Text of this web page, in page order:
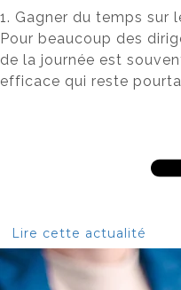
1. Gagner du temps sur
Pour beaucoup des
de la journée est
efficace qui reste
Lire cette actualité